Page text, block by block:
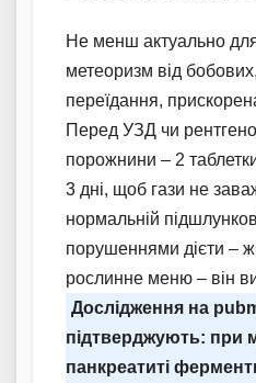
Не менш актуально
метеоризм від
переїдання,
Перед УЗД чи
порожнини – 2
3 дні, щоб гази не
нормальній
порушеннями дієти –
рослинне меню – він
Дослідження на
підтверджують: при
панкреатиті